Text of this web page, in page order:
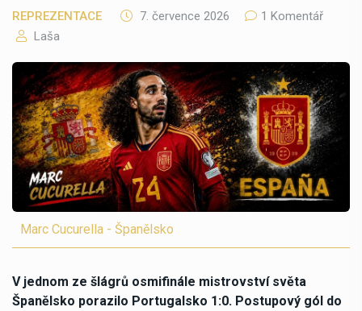
REPREZENTACE 7. července 2026
1 Komentář
Laša
Marc Cucurella - Španělsko
V jednom ze šlágrů osmifinále mistrovství světa
Španělsko porazilo Portugalsko 1:0. Postupový gól do